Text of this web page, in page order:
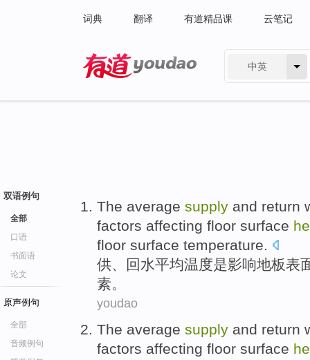
词典 翻译 有道精品课 云笔记
中英
双语例句
全部
口语
书面语
论文
原声例句
全部
音频例句
The average supply and return
factors affecting floor surface
floor surface temperature.
供、 回水平均温度是影响地板表
素。
youdao
The average supply and return
factors affecting floor surface